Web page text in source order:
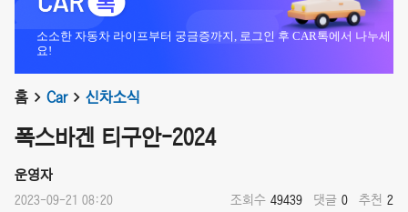
소소한 자동차 라이프부터 궁금증까지, 로그인 후 CAR톡에서 나누세
요!
홈 Car 신차소식
폭스바겐 티구안-2024
운영자
2023-09-21 08:20 조회수 49439 댓글 0 추천 2